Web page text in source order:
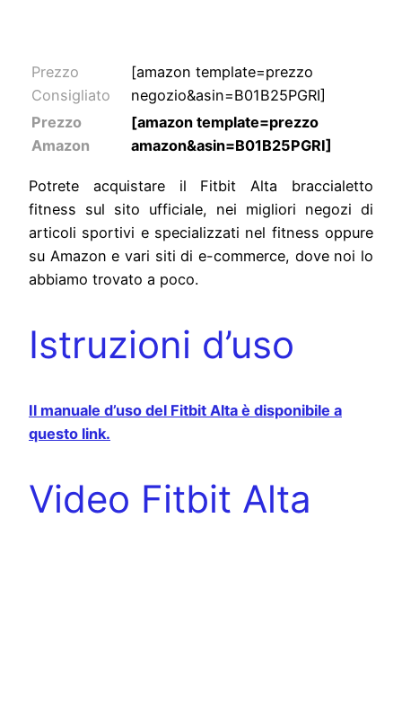
Prezzo
Consigliato
[amazon template=prezzo
negozio&asin=B01B25PGRI]
Prezzo
Amazon
[amazon template=prezzo
amazon&asin=B01B25PGRI]
Potrete acquistare il Fitbit Alta braccialetto
fitness sul sito ufficiale, nei migliori negozi di
articoli sportivi e specializzati nel fitness oppure
su Amazon e vari siti di e-commerce, dove noi lo
abbiamo trovato a poco.
Istruzioni d’uso
Il manuale d’uso del Fitbit Alta è disponibile a
questo link.
Video Fitbit Alta